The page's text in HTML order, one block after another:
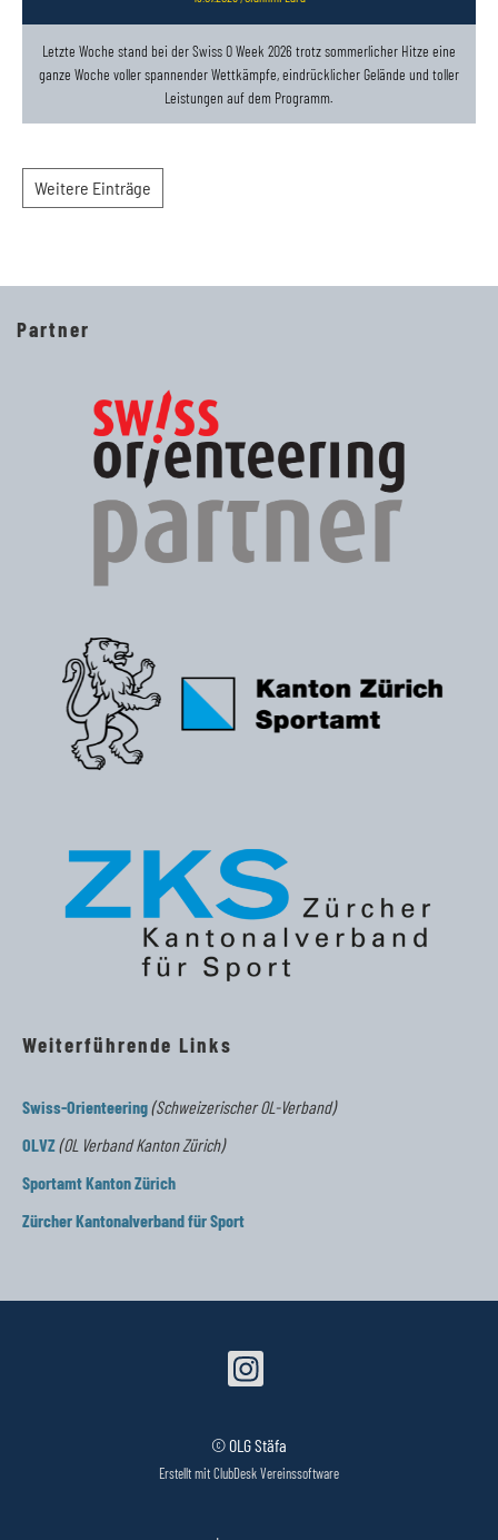
Letzte Woche stand bei der Swiss O Week 2026 trotz sommerlicher Hitze eine
ganze Woche voller spannender Wettkämpfe, eindrücklicher Gelände und toller
Leistungen auf dem Programm.
Weitere Einträge
Partner
Weiterführende Links
Swiss-Orienteering(Schweizerischer OL-Verband)
OLVZ(OL Verband Kanton Zürich)
Sportamt Kanton Zürich
Zürcher Kantonalverband für Sport
© OLG Stäfa
Erstellt mit ClubDesk Vereinssoftware